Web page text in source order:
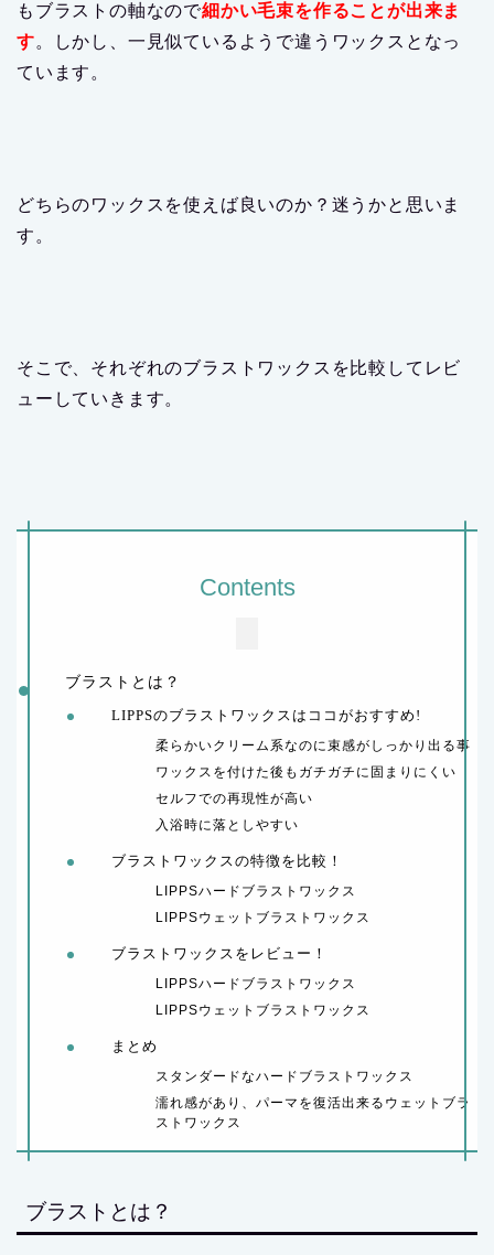
もブラストの軸なので細かい毛束を作ることが出来ま
す。しかし、一見似ているようで違うワックスとなっ
ています。
どちらのワックスを使えば良いのか？迷うかと思いま
す。
そこで、それぞれのブラストワックスを比較してレビ
ューしていきます。
Contents
ブラストとは？
LIPPSのブラストワックスはココがおすすめ!
柔らかいクリーム系なのに束感がしっかり出る事
ワックスを付けた後もガチガチに固まりにくい
セルフでの再現性が高い
入浴時に落としやすい
ブラストワックスの特徴を比較！
LIPPSハードブラストワックス
LIPPSウェットブラストワックス
ブラストワックスをレビュー！
LIPPSハードブラストワックス
LIPPSウェットブラストワックス
まとめ
スタンダードなハードブラストワックス
濡れ感があり、パーマを復活出来るウェットブラ
ストワックス
ブラストとは？